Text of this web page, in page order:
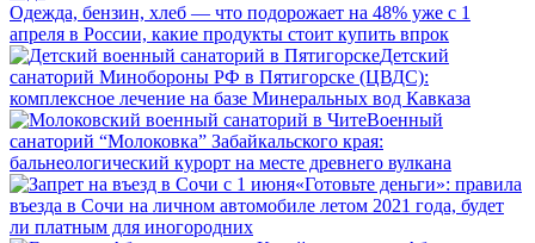
Одежда, бензин, хлеб — что подорожает на 48% уже с 1
апреля в России, какие продукты стоит купить впрок
Детский
санаторий Минобороны РФ в Пятигорске (ЦВДС):
комплексное лечение на базе Минеральных вод Кавказа
Военный
санаторий “Молоковка” Забайкальского края:
бальнеологический курорт на месте древнего вулкана
«Готовьте деньги»: правила
въезда в Сочи на личном автомобиле летом 2021 года, будет
ли платным для иногородних